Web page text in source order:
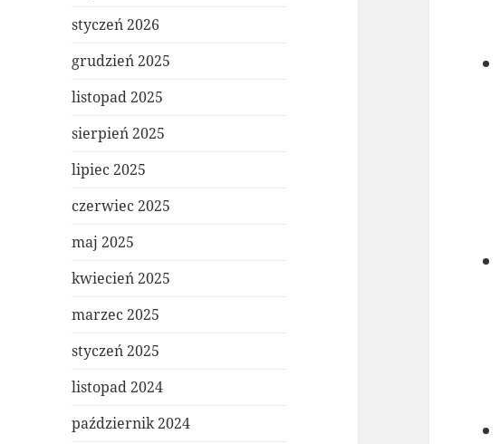
styczeń 2026
grudzień 2025
listopad 2025
sierpień 2025
lipiec 2025
czerwiec 2025
maj 2025
kwiecień 2025
marzec 2025
styczeń 2025
listopad 2024
październik 2024